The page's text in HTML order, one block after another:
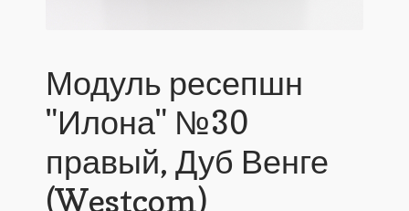
Модуль ресепшн
"Илона" №30
правый, Дуб Венге
(Westcom)